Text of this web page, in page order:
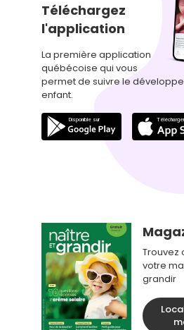
Téléchargez
l'application
La première application
québécoise qui vous
permet de suivre le
enfant.
Trouvez
votre
grandir